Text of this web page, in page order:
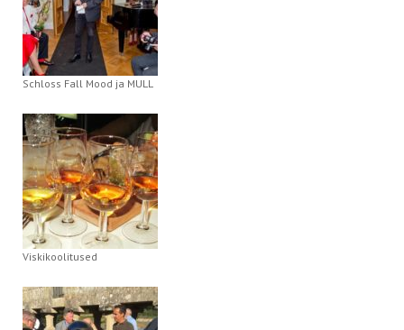
Schloss Fall Mood ja MULL
Viskikoolitused